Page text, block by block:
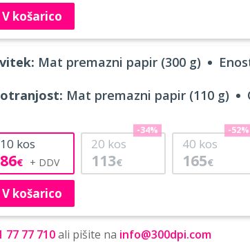
V košarico
Mat premazni papir (300 g)
Mat premazni papir (110 g)
10 kos
86€
20 kos
113€
-34%
40 kos
165€
-52%
V košarico
77 77 710ali pišite na info@300dpi.com